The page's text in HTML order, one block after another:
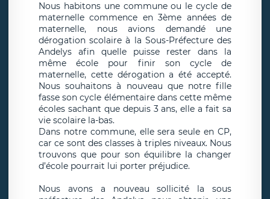
Nous habitons une commune ou le cycle de
maternelle commence en 3ème années de
maternelle, nous avions demandé une
dérogation scolaire à la Sous-Préfecture des
Andelys afin quelle puisse rester dans la
même école pour finir son cycle de
maternelle, cette dérogation a été accepté.
Nous souhaitons à nouveau que notre fille
fasse son cycle élémentaire dans cette même
écoles sachant que depuis 3 ans, elle a fait sa
vie scolaire la-bas.
Dans notre commune, elle sera seule en CP,
car ce sont des classes à triples niveaux. Nous
trouvons que pour son équilibre la changer
d’école pourrait lui porter préjudice.
Nous avons a nouveau sollicité la sous